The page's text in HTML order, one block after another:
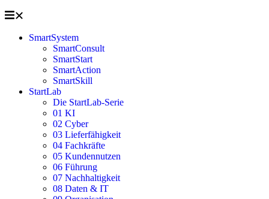
SmartSystem
SmartConsult
SmartStart
SmartAction
SmartSkill
StartLab
Die StartLab-Serie
01 KI
02 Cyber
03 Lieferfähigkeit
04 Fachkräfte
05 Kundennutzen
06 Führung
07 Nachhaltigkeit
08 Daten & IT